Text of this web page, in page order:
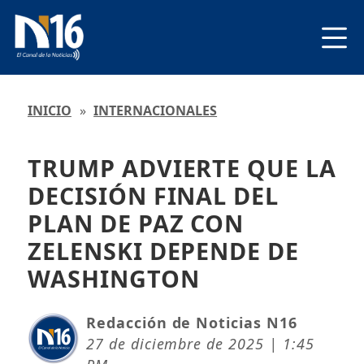
INICIO » INTERNACIONALES
TRUMP ADVIERTE QUE LA
DECISIÓN FINAL DEL
PLAN DE PAZ CON
ZELENSKI DEPENDE DE
WASHINGTON
Redacción de Noticias N16
27 de diciembre de 2025 | 1:45